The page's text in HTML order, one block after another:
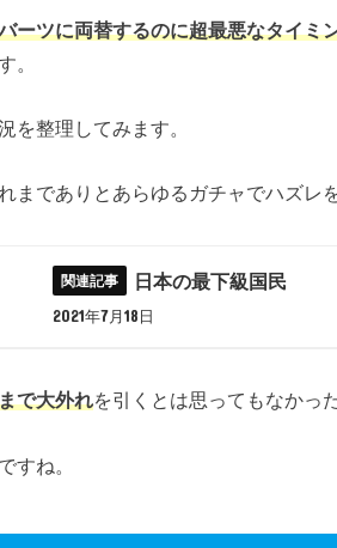
ーツに両替するのに超最悪なタイミ
。
を整理してみます。
までありとあらゆるガチャでハズレ
日本の最下級国民
2021年7月18日
で大外れを引くとは思ってもなかっ
すね。